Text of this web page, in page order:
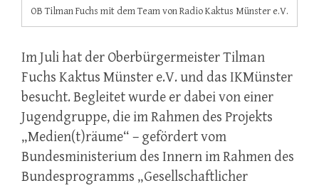
OB Tilman Fuchs mit dem Team von Radio Kaktus Münster e.V.
Im Juli hat der Oberbürgermeister Tilman
Fuchs Kaktus Münster e.V. und das IKMünster
besucht. Begleitet wurde er dabei von einer
Jugendgruppe, die im Rahmen des Projekts
„Medien(t)räume“ – gefördert vom
Bundesministerium des Innern im Rahmen des
Bundesprogramms „Gesellschaftlicher